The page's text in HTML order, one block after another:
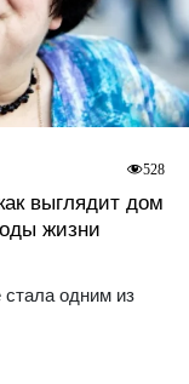
выглядит дом
жизни
одним из
528